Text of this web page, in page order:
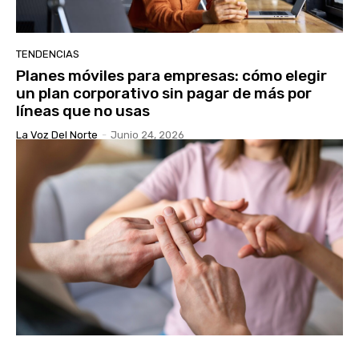
TENDENCIAS
Planes móviles para empresas: cómo elegir
un plan corporativo sin pagar de más por
líneas que no usas
La Voz Del Norte - Junio 24, 2026